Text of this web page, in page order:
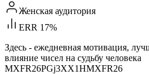
Женская аудитория
ERR 17%
Здесь - ежедневная мотивация,
влияние чисел на судьбу человека
MXFR26PGj3XX1HMXFR26